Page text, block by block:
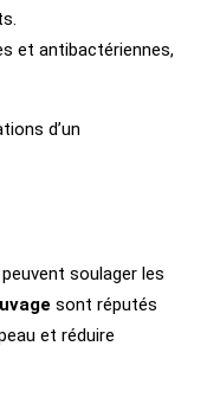
et antibactériennes,
d’un
peuvent soulager les
sont réputés
et réduire